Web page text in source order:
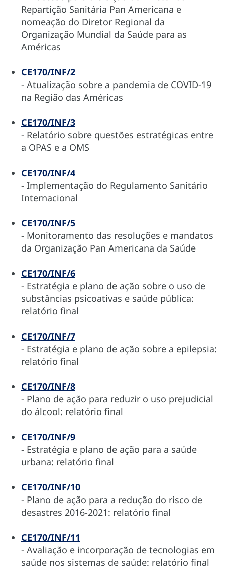
Repartição Sanitária Pan Americana e
nomeação do Diretor Regional da
Organização Mundial da Saúde para as
Américas
CE170/INF/2
- Atualização sobre a pandemia de COVID-19
na Região das Américas
CE170/INF/3
- Relatório sobre questões estratégicas entre
a OPAS e a OMS
CE170/INF/4
- Implementação do Regulamento Sanitário
Internacional
CE170/INF/5
- Monitoramento das resoluções e mandatos
da Organização Pan Americana da Saúde
CE170/INF/6
- Estratégia e plano de ação sobre o uso de
substâncias psicoativas e saúde pública:
relatório final
CE170/INF/7
- Estratégia e plano de ação sobre a epilepsia:
relatório final
CE170/INF/8
- Plano de ação para reduzir o uso prejudicial
do álcool: relatório final
CE170/INF/9
- Estratégia e plano de ação para a saúde
urbana: relatório final
CE170/INF/10
- Plano de ação para a redução do risco de
desastres 2016-2021: relatório final
CE170/INF/11
- Avaliação e incorporação de tecnologias em
saúde nos sistemas de saúde: relatório final